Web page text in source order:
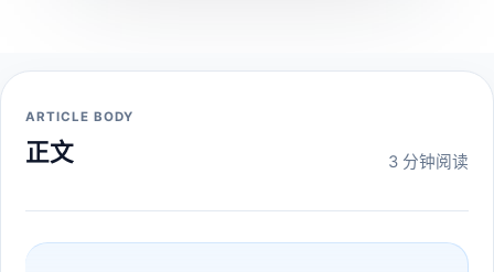
ARTICLE BODY
正文 3 分钟阅读